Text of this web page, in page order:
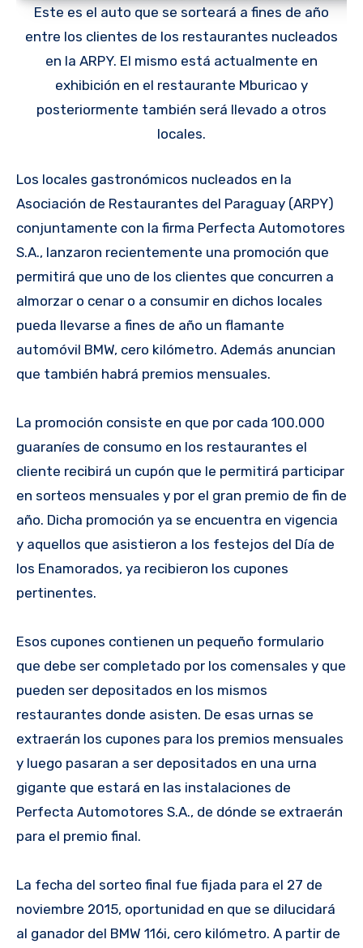
Este es el auto que se sorteará a fines de año
entre los clientes de los restaurantes nucleados
en la ARPY. El mismo está actualmente en
exhibición en el restaurante Mburicao y
posteriormente también será llevado a otros
locales.
Los locales gastronómicos nucleados en la
Asociación de Restaurantes del Paraguay (ARPY)
conjuntamente con la firma Perfecta Automotores
S.A., lanzaron recientemente una promoción que
permitirá que uno de los clientes que concurren a
almorzar o cenar o a consumir en dichos locales
pueda llevarse a fines de año un flamante
automóvil BMW, cero kilómetro. Además anuncian
que también habrá premios mensuales.
La promoción consiste en que por cada 100.000
guaraníes de consumo en los restaurantes el
cliente recibirá un cupón que le permitirá participar
en sorteos mensuales y por el gran premio de fin de
año. Dicha promoción ya se encuentra en vigencia
y aquellos que asistieron a los festejos del Día de
los Enamorados, ya recibieron los cupones
pertinentes.
Esos cupones contienen un pequeño formulario
que debe ser completado por los comensales y que
pueden ser depositados en los mismos
restaurantes donde asisten. De esas urnas se
extraerán los cupones para los premios mensuales
y luego pasaran a ser depositados en una urna
gigante que estará en las instalaciones de
Perfecta Automotores S.A., de dónde se extraerán
para el premio final.
La fecha del sorteo final fue fijada para el 27 de
noviembre 2015, oportunidad en que se dilucidará
al ganador del BMW 116i, cero kilómetro. A partir de